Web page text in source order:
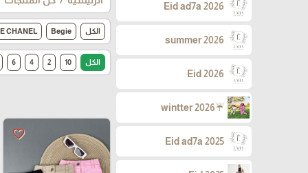
Eid ad7a 2026
summer 2026
Eid 2026
☔wintter 2026
Eid ad7a 2025
الكل Begie
CHANEL
الكل 10
2
4
6
favorite_border